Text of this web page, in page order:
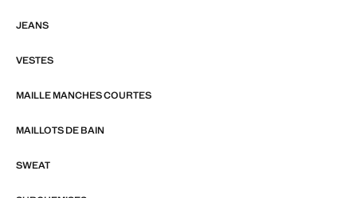
JEANS
VESTES
MAILLE MANCHES COURTES
MAILLOTS DE BAIN
SWEAT